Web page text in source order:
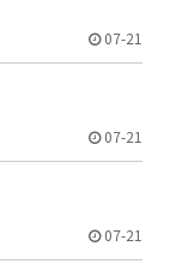
07-21
07-21
07-21